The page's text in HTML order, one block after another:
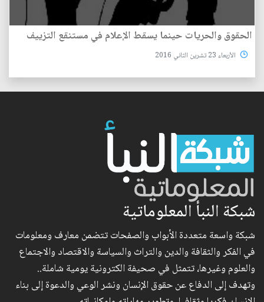
الحقوق والحريات حينما يسقط الإعلام في مستنقع التزييف
الأربعاء 23 تشرين الثاني 2016
شبكة النبأ المعلوماتية
شبكة واسعة متعددة الأبواب والصفحات تتضمن معارف ومعلومات
في الفكر والثقافة والدين والتراث والسياسة والاقتصاد والاجتماع
والعلوم وغيرها، تتمثل في صحيفة الكترونية يومية شاملة..
وتهدف إلى الدفاع عن حقوق الإنسان ونشر الوعي والدعوة إلى بناء